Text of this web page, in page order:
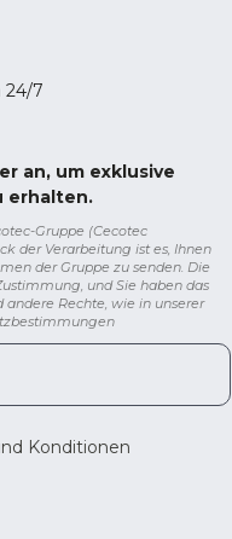
24/7
an, um exklusive
erhalten.
Gruppe (Cecotec
der Verarbeitung ist es, Ihnen
der Gruppe zu senden. Die
und Sie haben das
Rechte, wie in unserer
Konditionen